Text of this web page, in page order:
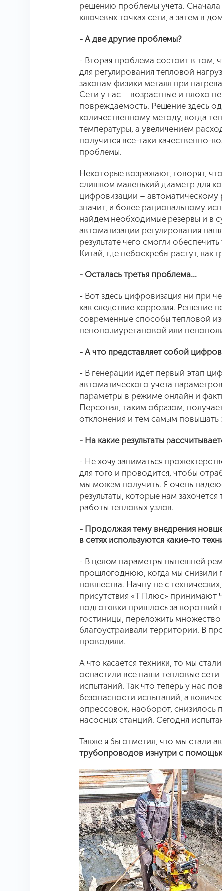
решению проблемы учета.
ключевых точках сети, а затем в
- А две другие проблемы?
- Вторая проблема состоит в том,
для регулирования тепловой
законам физики металл при
Сети у нас – возрастные и плохо
повреждаемость. Решение здесь
количественному методу, когда
температуры, а увеличением
получится все-таки качественно-
проблемы.
Некоторые возражают, говорят,
слишком маленький диаметр для
цифровизации – автоматическому
значит, и более рациональному
найдем необходимые резервы и в
автоматизации регулирования
результате чего смогли
Китай, где небоскребы растут, как
- Осталась третья проблема…
- Вот здесь цифровизация ни при
как следствие коррозия. Решение
современные способы тепловой
пенополиуретановой или
- А что представляет собой
- В генерации идет первый этап
автоматического учета
параметры в режиме онлайн и
Персонал, таким образом,
отклонения и тем самым повышать
- На какие результаты
- Не хочу заниматься
для того и проводится, чтобы
мы можем получить. Я очень
результаты, которые нам
работы тепловых узлов.
- Продолжая тему внедрения
в сетях используются какие-то
- В целом параметры нынешней
прошлогоднюю, когда мы снизили
новшества. Начну не с
присутствия «Т Плюс» принимают
подготовки пришлось за
гостиницы, переложить
благоустраивали территории. В
проводили.
А что касается техники, то мы
оснастили все наши тепловые
испытаний. Так что теперь у нас
безопасности испытаний, а
опрессовок, наоборот,
насосных станций. Сегодня
Также я бы отметил, что мы стали
трубопроводов изнутри с